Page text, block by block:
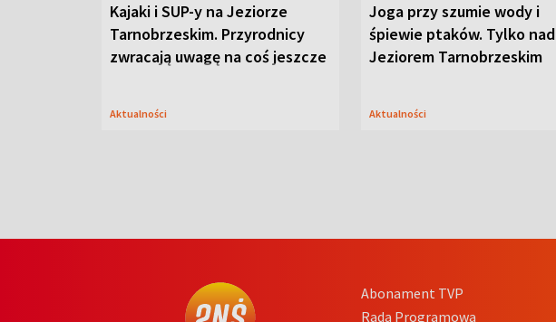
Kajaki i SUP-y na Jeziorze
Tarnobrzeskim. Przyrodnicy
zwracają uwagę na coś jeszcze
Aktualności
Joga przy szumie wody i
śpiewie ptaków. Tylko nad
Jeziorem Tarnobrzeskim
Aktualności
Abonament TVP
Rada Programowa